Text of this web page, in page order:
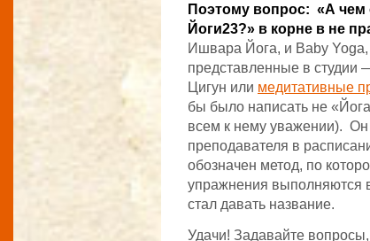
Поэтому вопрос: «А чем
Йоги23?» в корне в не
Ишвара Йога, и Baby
представленные в студии
Цигун или медитативные
бы было написать не
всем к нему уважении).
преподавателя в
обозначен метод, по
упражнения выполняются
стал давать название.
Удачи! Задавайте